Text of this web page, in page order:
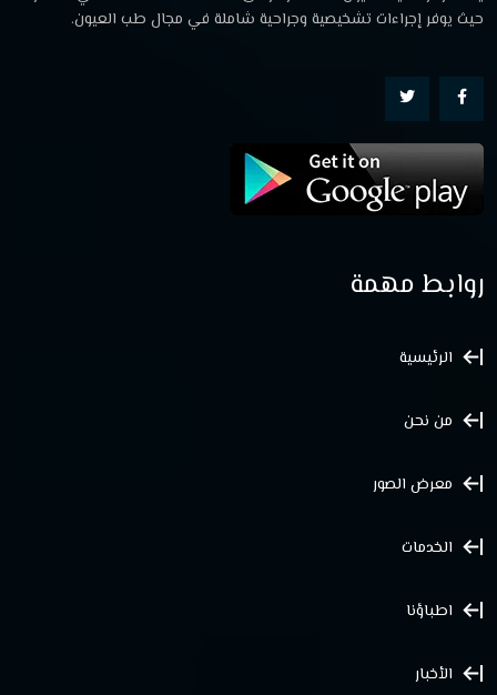
حيث يوفر إجراءات تشخيصية وجراحية شاملة في مجال طب العيون.
روابط مهمة
الرئيسية
من نحن
معرض الصور
الخدمات
اطباؤنا
الأخبار